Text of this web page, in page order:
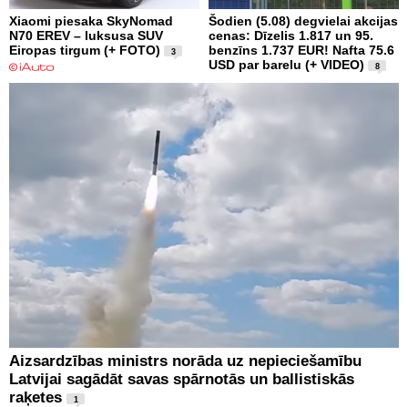
Xiaomi piesaka SkyNomad
N70 EREV – luksusa SUV
Eiropas tirgum (+ FOTO)
3
Šodien (5.08) degvielai akcijas
cenas: Dīzelis 1.817 un 95.
benzīns 1.737 EUR! Nafta 75.6
USD par barelu (+ VIDEO)
8
Aizsardzības ministrs norāda uz nepieciešamību
Latvijai sagādāt savas spārnotās un ballistiskās
raķetes
1